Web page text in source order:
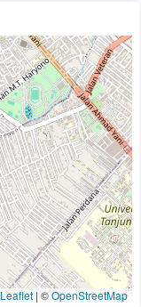
Leaflet | ©OpenStreetMap